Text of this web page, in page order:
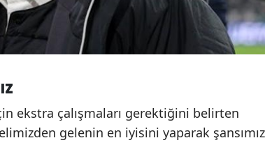
ekstra çalışmaları gerektiğini belirten
gelenin en iyisini yaparak